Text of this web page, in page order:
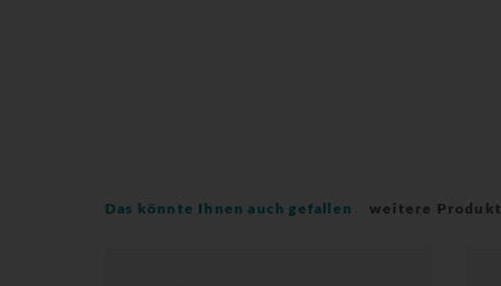
Das könnte Ihnen auch gefallen weitere